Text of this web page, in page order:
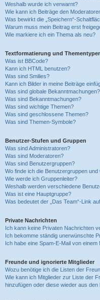
Weshalb wurde ich verwarnt?
Wie kann ich Beiträge den
Was bewirkt die „Speichern“-
Warum muss mein Beitrag erst
Wie markiere ich ein Thema als neu?
Textformatierung und
Was ist BBCode?
Kann ich HTML benutzen?
Was sind Smilies?
Kann ich Bilder in meine Beiträge
Was sind globale Bekanntmachungen?
Was sind Bekanntmachungen?
Was sind wichtige Themen?
Was sind geschlossene Themen?
Was sind Themen-Symbole?
Benutzer-Stufen und Gruppen
Was sind Administratoren?
Was sind Moderatoren?
Was sind Benutzergruppen?
Wo finde ich die Benutzergruppen und
Wie werde ich Gruppenleiter?
Weshalb werden verschiedene
Was ist eine Hauptgruppe?
Was bedeutet der „Das Team“-Link
Private Nachrichten
Ich kann keine Privaten Nachrichten
Ich bekomme ständig unerwünschte
Ich habe eine Spam-E-Mail von
Freunde und ignorierte Mitglieder
Wozu benötige ich die Listen der
Wie kann ich Mitglieder zur Liste der
hinzufügen oder diese wieder aus den